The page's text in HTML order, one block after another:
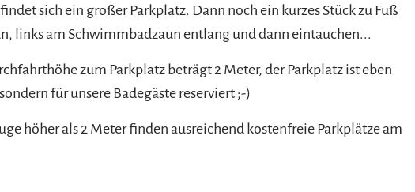
sich ein großer Parkplatz. Dann noch ein kurzes Stück zu Fuß
links am Schwimmbadzaun entlang und dann eintauchen...
zum Parkplatz beträgt 2 Meter, der Parkplatz ist eben
für unsere Badegäste reserviert ;-)
höher als 2 Meter finden ausreichend kostenfreie Parkplätze am